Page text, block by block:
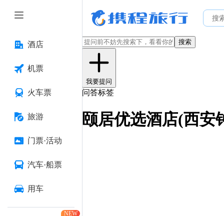
酒店
机票
火车票
旅游
门票·活动
汽车·船票
用车
NEW
搜索
我要提问
问答标签
颐居优选酒店(西安